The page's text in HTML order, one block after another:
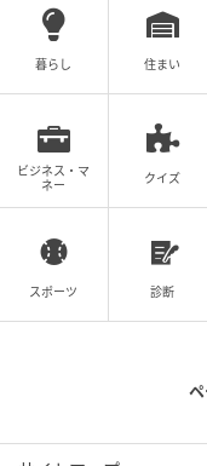
記事一
の記事
暮らし 住まい
ビジネス・マ
ネー
クイズ
スポーツ 診断